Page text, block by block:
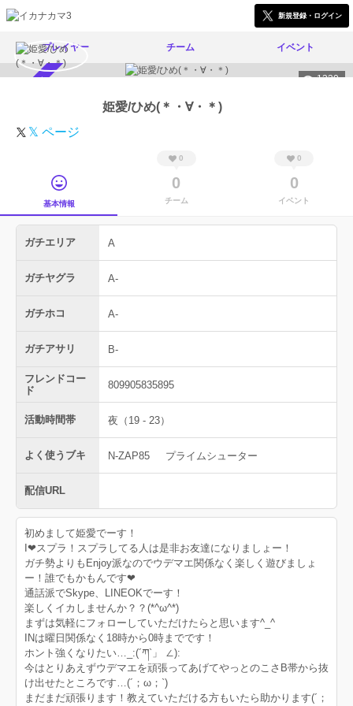
新規登録・ログイン
プレイヤー チーム イベント
1330
姫愛/ひめ(＊・∀・＊)
𝕏 ページ
基本情報
0
0
チーム
0
0
イベント
ガチエリア A
ガチヤグラ A-
ガチホコ A-
ガチアサリ B-
フレンドコー
ド
809905835895
活動時間帯 夜（19 - 23）
よく使うブキ N-ZAP85 プライムシューター
配信URL
初めまして姫愛でーす！
I❤︎スプラ！スプラしてる人は是非お友達になりましょー！
ガチ勢よりもEnjoy派なのでウデマエ関係なく楽しく遊びましょ
ー！誰でもかもんです❤︎
通話派でSkype、LINEOKでーす！
楽しくイカしませんか？？(*^ω^*)
まずは気軽にフォローしていただけたらと思います^_^
INは曜日関係なく18時から0時までです！
ホント強くなりたい…_:(´ཀ`」 ∠):
今はとりあえずウデマエを頑張ってあげてやっとのこさB帯から抜
け出せたところです…(´；ω；`)
まだまだ頑張ります！教えていただける方もいたら助かります(´；